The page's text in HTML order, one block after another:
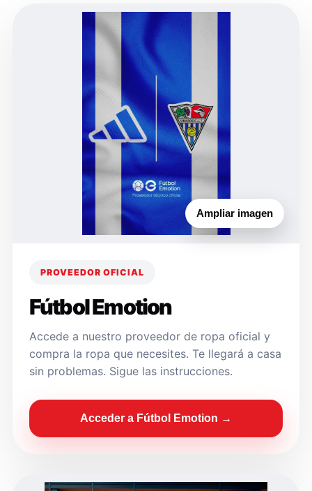
Ampliar imagen
PROVEEDOR OFICIAL
Fútbol Emotion
Accede a nuestro proveedor de ropa oficial y
compra la ropa que necesites. Te llegará a casa
sin problemas. Sigue las instrucciones.
Acceder a Fútbol Emotion →